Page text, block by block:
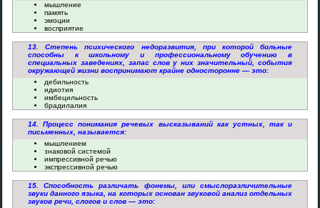
мышление
память
эмоции
восприятие
13. Степень психического недоразвития, при которой больные
способны к школьному и профессиональному обучению в
специальных заведениях, запас слов у них значительный, события
окружающей жизни воспринимают крайне односторонне — это:
дебильность
идиотия
имбецильность
брадилалия
14. Процесс понимания речевых высказываний как устных, так и
письменных, называется:
мышлением
знаковой системой
импрессивной речью
экспрессивной речью
15. Способность различать фонемы, или смыслоразличительные
звуки данного языка, на которых основан звуковой анализ отдельных
звуков речи, слогов и слов — это: